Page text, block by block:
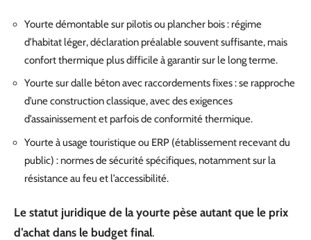
Yourte démontable sur pilotis ou plancher bois : régime
d’habitat léger, déclaration préalable souvent suffisante, mais
confort thermique plus difficile à garantir sur le long terme.
Yourte sur dalle béton avec raccordements fixes : se rapproche
d’une construction classique, avec des exigences
d’assainissement et parfois de conformité thermique.
Yourte à usage touristique ou ERP (établissement recevant du
public) : normes de sécurité spécifiques, notamment sur la
résistance au feu et l’accessibilité.
Le statut juridique de la yourte pèse autant que le prix
d’achat dans le budget final.